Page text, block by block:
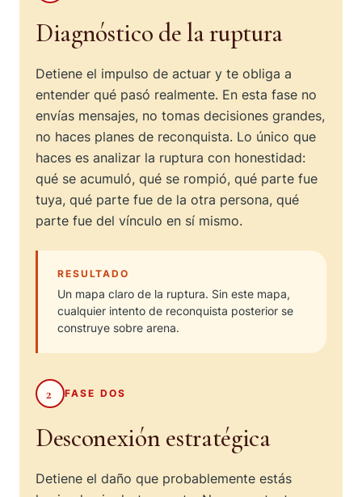
Diagnóstico de la ruptura
Detiene el impulso de actuar y te obliga a
entender qué pasó realmente. En esta fase no
envías mensajes, no tomas decisiones grandes,
no haces planes de reconquista. Lo único que
haces es analizar la ruptura con honestidad:
qué se acumuló, qué se rompió, qué parte fue
tuya, qué parte fue de la otra persona, qué
parte fue del vínculo en sí mismo.
RESULTADO
Un mapa claro de la ruptura. Sin este mapa,
cualquier intento de reconquista posterior se
construye sobre arena.
2 FASE DOS
Desconexión estratégica
Detiene el daño que probablemente estás